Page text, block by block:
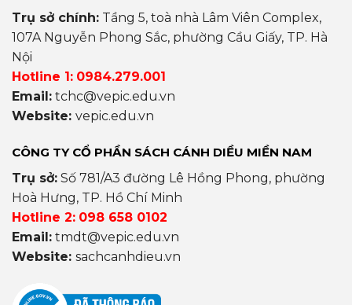
Trụ sở chính: Tầng 5, toà nhà Lâm Viên Complex,
107A Nguyễn Phong Sắc, phường Cầu Giấy, TP. Hà
Nội
Hotline 1: 0984.279.001
Email: tchc@vepic.edu.vn
Website: vepic.edu.vn
CÔNG TY CỔ PHẦN SÁCH CÁNH DIỀU MIỀN NAM
Trụ sở: Số 781/A3 đường Lê Hồng Phong, phường
Hoà Hưng, TP. Hồ Chí Minh
Hotline 2: 098 658 0102
Email: tmdt@vepic.edu.vn
Website: sachcanhdieu.vn